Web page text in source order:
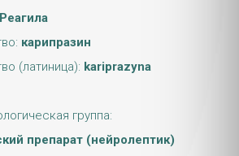
Реагила
карипразин
(латиница): kariprazyna
группа:
препарат (нейролептик)